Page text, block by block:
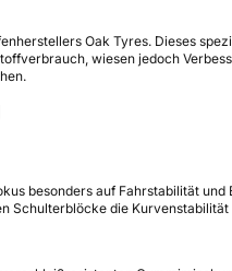
Oak Tyres. Dieses
wiesen jedoch
besonders auf Fahrstabilität
Schulterblöcke die